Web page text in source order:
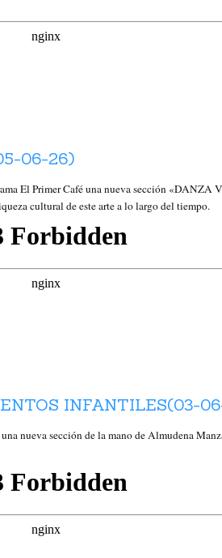
06-26)
El Primer Café una nueva sección «DANZA
cultural de este arte a lo largo del tiempo.
INFANTILES(03-
nueva sección de la mano de Almudena